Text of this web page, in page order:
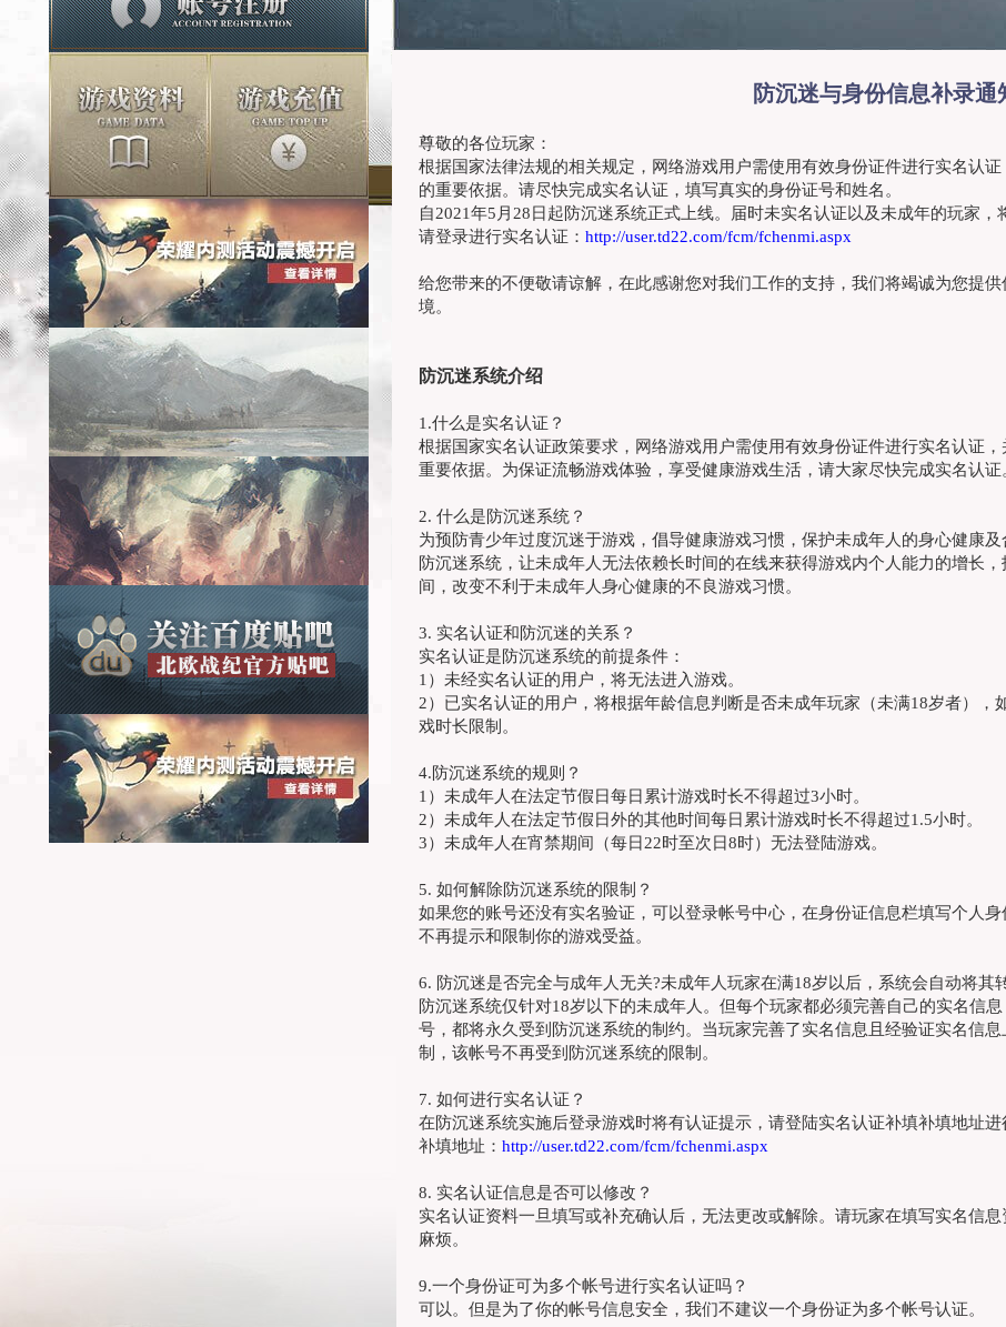
防沉迷与身份信息补录通
尊敬的各位玩家：
根据国家法律法规的相关规定，网络游戏用户需使用有效身份证件进行实名认
的重要依据。请尽快完成实名认证，填写真实的身份证号和姓名。
自2021年5月28 日起防沉迷系统正式上线。届时未实名认证以及未成年的玩家，
请登录进行实名认证： http://user.td22.com/fcm/fchenmi.aspx
给您带来的不便敬请谅解，在此感谢您对我们工作的支持，我们将竭诚为您提
境。
防沉迷系统介绍
1.什么是实名认证？
根据国家实名认证政策要求，网络游戏用户需使用有效身份证件进行实名认证
重要依据。为保证流畅游戏体验，享受健康游戏生活，请大家尽快完成实名认证
2. 什么是防沉迷系统？
为预防青少年过度沉迷于游戏，倡导健康游戏习惯，保护未成年人的身心健康
防沉迷系统，让未成年人无法依赖长时间的在线来获得游戏内个人能力的增长
间，改变不利于未成年人身心健康的不良游戏习惯。
3. 实名认证和防沉迷的关系？
实名认证是防沉迷系统的前提条件：
1）未经实名认证的用户，将无法进入游戏。
2）已实名认证的用户，将根据年龄信息判断是否未成年玩家（未满18岁者）
戏时长限制。
4.防沉迷系统的规则？
1）未成年人在法定节假日每日累计游戏时长不得超过3小时。
2）未成年人在法定节假日外的其他时间每日累计游戏时长不得超过1.5小时。
3）未成年人在宵禁期间（每日22时至次日8时）无法登陆游戏。
5. 如何解除防沉迷系统的限制？
如果您的账号还没有实名验证，可以登录帐号中心，在身份证信息栏填写个人
不再提示和限制你的游戏受益。
6. 防沉迷是否完全与成年人无关?未成年人玩家在满18岁以后，系统会自动将其
防沉迷系统仅针对18岁以下的未成年人。但每个玩家都必须完善自己的实名信
号，都将永久受到防沉迷系统的制约。当玩家完善了实名信息且经验证实名信
制，该帐号不再受到防沉迷系统的限制。
7. 如何进行实名认证？
在防沉迷系统实施后登录游戏时将有认证提示，请登陆实名认证补填补填地址进
补填地址： http://user.td22.com/fcm/fchenmi.aspx
8. 实名认证信息是否可以修改？
实名认证资料一旦填写或补充确认后，无法更改或解除。请玩家在填写实名信
麻烦。
9.一个身份证可为多个帐号进行实名认证吗？
可以。但是为了你的帐号信息安全，我们不建议一个身份证为多个帐号认证。